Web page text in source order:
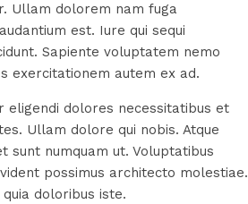
Ullam dolorem nam fuga
est. Iure qui sequi
Sapiente voluptatem nemo
exercitationem autem ex ad.
eligendi dolores necessitatibus et
Ullam dolore qui nobis. Atque
sunt numquam ut. Voluptatibus
possimus architecto molestiae.
doloribus iste.